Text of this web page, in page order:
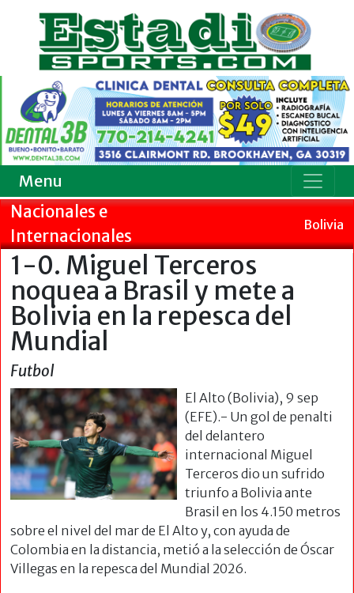
Menu
Nacionales e
Internacionales
Bolivia
1-0. Miguel Terceros
noquea a Brasil y mete a
Bolivia en la repesca del
Mundial
Futbol
El Alto (Bolivia), 9 sep
(EFE).- Un gol de penalti
del delantero
internacional Miguel
Terceros dio un sufrido
triunfo a Bolivia ante
Brasil en los 4.150 metros
sobre el nivel del mar de El Alto y, con ayuda de
Colombia en la distancia, metió a la selección de Óscar
Villegas en la repesca del Mundial 2026.